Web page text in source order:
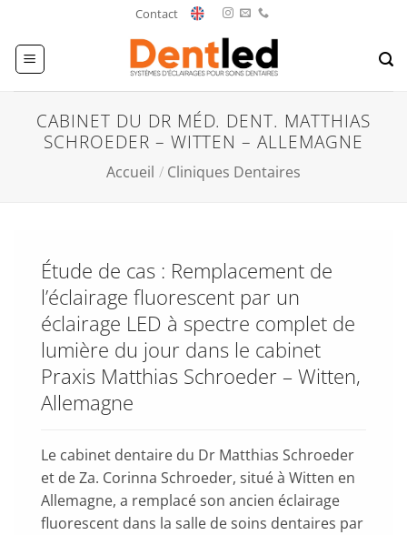
contenu
Contact
CABINET DU DR MÉD. DENT. MATTHIAS
SCHROEDER – WITTEN – ALLEMAGNE
Accueil / Cliniques Dentaires
Étude de cas : Remplacement de
l’éclairage fluorescent par un
éclairage LED à spectre complet de
lumière du jour dans le cabinet
Praxis Matthias Schroeder – Witten,
Allemagne
Le cabinet dentaire du Dr Matthias Schroeder
et de Za. Corinna Schroeder, situé à Witten en
Allemagne, a remplacé son ancien éclairage
fluorescent dans la salle de soins dentaires par